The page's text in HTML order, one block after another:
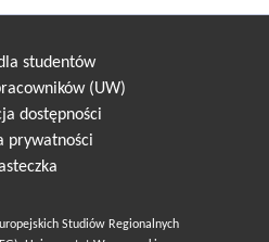
studentów
(UW)
dostępności
prywatności
Studiów Regionalnych